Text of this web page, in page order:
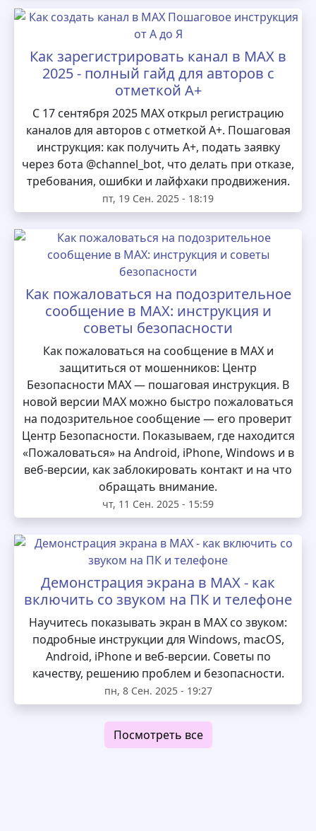
Как зарегистрировать канал в MAX в
2025 - полный гайд для авторов с
отметкой А+
С 17 сентября 2025 MAX открыл регистрацию
каналов для авторов с отметкой А+. Пошаговая
инструкция: как получить А+, подать заявку
через бота @channel_bot, что делать при отказе,
требования, ошибки и лайфхаки продвижения.
пт, 19 Сен. 2025 - 18:19
Как пожаловаться на подозрительное
сообщение в MAX: инструкция и
советы безопасности
Как пожаловаться на сообщение в MAX и
защититься от мошенников: Центр
Безопасности MAX — пошаговая инструкция. В
новой версии MAX можно быстро пожаловаться
на подозрительное сообщение — его проверит
Центр Безопасности. Показываем, где находится
«Пожаловаться» на Android, iPhone, Windows и в
веб-версии, как заблокировать контакт и на что
обращать внимание.
чт, 11 Сен. 2025 - 15:59
Демонстрация экрана в MAX - как
включить со звуком на ПК и телефоне
Научитесь показывать экран в MAX со звуком:
подробные инструкции для Windows, macOS,
Android, iPhone и веб-версии. Советы по
качеству, решению проблем и безопасности.
пн, 8 Сен. 2025 - 19:27
Посмотреть все